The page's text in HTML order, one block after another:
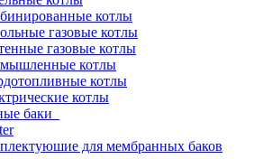
котлы
газовые котлы
газовые котлы
котлы
котлы
котлы
баки
для мембранных баков